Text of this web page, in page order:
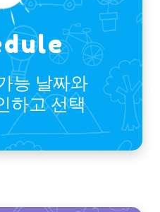
능 날짜와
하고 선택